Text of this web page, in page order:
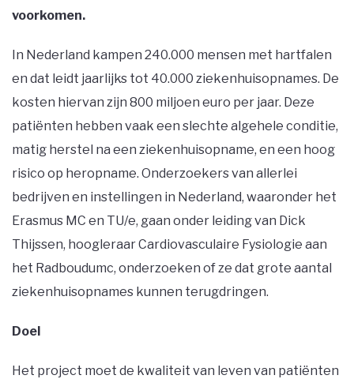
voorkomen.
In Nederland kampen 240.000 mensen met hartfalen
en dat leidt jaarlijks tot 40.000 ziekenhuisopnames. De
kosten hiervan zijn 800 miljoen euro per jaar. Deze
patiënten hebben vaak een slechte algehele conditie,
matig herstel na een ziekenhuisopname, en een hoog
risico op heropname. Onderzoekers van allerlei
bedrijven en instellingen in Nederland, waaronder het
Erasmus MC en TU/e, gaan onder leiding van Dick
Thijssen, hoogleraar Cardiovasculaire Fysiologie aan
het Radboudumc, onderzoeken of ze dat grote aantal
ziekenhuisopnames kunnen terugdringen.
Doel
Het project moet de kwaliteit van leven van patiënten